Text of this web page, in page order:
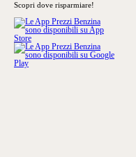
Scopri dove risparmiare!